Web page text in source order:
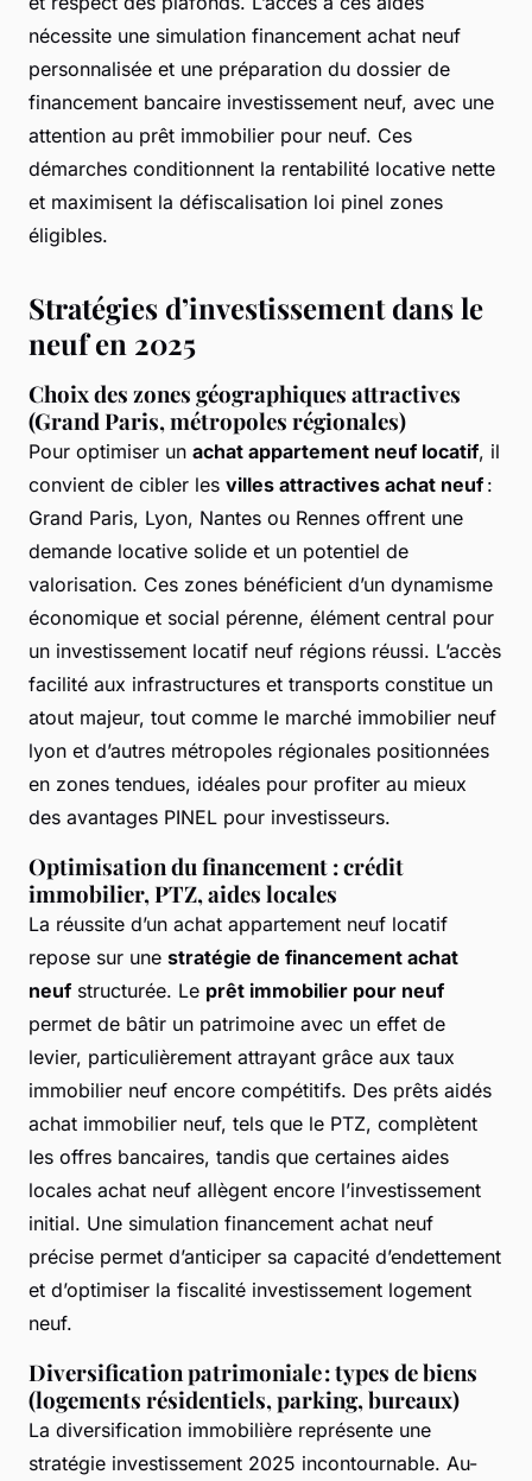
nécessite une simulation financement achat neuf
personnalisée et une préparation du dossier de
financement bancaire investissement neuf, avec une
attention au prêt immobilier pour neuf. Ces
démarches conditionnent la rentabilité locative nette
et maximisent la défiscalisation loi pinel zones
éligibles.
Stratégies d’investissement dans le
neuf en 2025
Choix des zones géographiques attractives
(Grand Paris, métropoles régionales)
Pour optimiser un achat appartement neuf locatif, il
convient de cibler les villes attractives achat neuf:
Grand Paris, Lyon, Nantes ou Rennes offrent une
demande locative solide et un potentiel de
valorisation. Ces zones bénéficient d’un dynamisme
économique et social pérenne, élément central pour
un investissement locatif neuf régions réussi. L’accès
facilité aux infrastructures et transports constitue un
atout majeur, tout comme le marché immobilier neuf
lyon et d’autres métropoles régionales positionnées
en zones tendues, idéales pour profiter au mieux
des avantages PINEL pour investisseurs.
Optimisation du financement : crédit
immobilier, PTZ, aides locales
La réussite d’un achat appartement neuf locatif
repose sur une stratégie de financement achat
neufstructurée. Le prêt immobilier pour neuf
permet de bâtir un patrimoine avec un effet de
levier, particulièrement attrayant grâce aux taux
immobilier neuf encore compétitifs. Des prêts aidés
achat immobilier neuf, tels que le PTZ, complètent
les offres bancaires, tandis que certaines aides
locales achat neuf allègent encore l’investissement
initial. Une simulation financement achat neuf
précise permet d’anticiper sa capacité d’endettement
et d’optimiser la fiscalité investissement logement
neuf.
Diversification patrimoniale : types de biens
(logements résidentiels, parking, bureaux)
La diversification immobilière représente une
stratégie investissement 2025 incontournable. Au-